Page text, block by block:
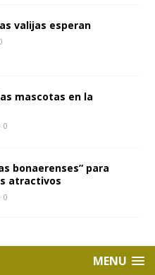
valijas esperan
mascotas en la
0
bonaerenses” para
atractivos
0
MENU